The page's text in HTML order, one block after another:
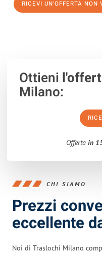
RICEVI UN'OFFERTA NON
Ottieni
Milano:
Offerta in
CHI SIAMO
Prezzi
eccellente
Noi di Traslochi Milano